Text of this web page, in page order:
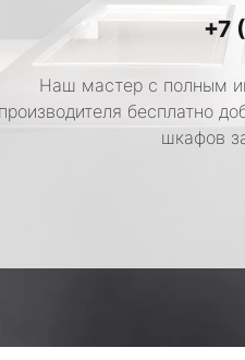
+7
Наш мастер с полным
производителя бесплатно
шкафов